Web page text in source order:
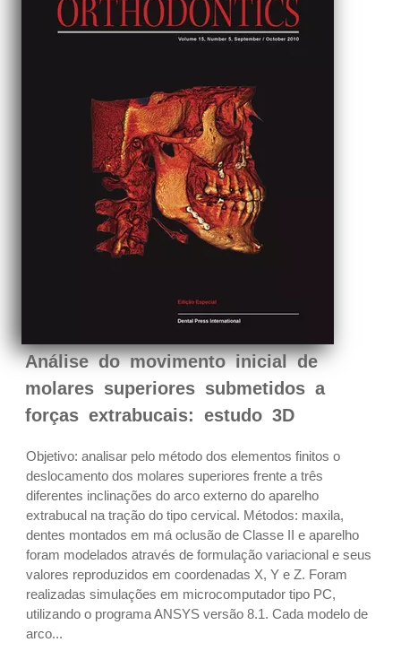
Análise do movimento inicial de
molares superiores submetidos a
forças extrabucais: estudo 3D
Objetivo: analisar pelo método dos elementos finitos o
deslocamento dos molares superiores frente a três
diferentes inclinações do arco externo do aparelho
extrabucal na tração do tipo cervical. Métodos: maxila,
dentes montados em má oclusão de Classe II e aparelho
foram modelados através de formulação variacional e seus
valores reproduzidos em coordenadas X, Y e Z. Foram
realizadas simulações em microcomputador tipo PC,
utilizando o programa ANSYS versão 8.1. Cada modelo de
arco...